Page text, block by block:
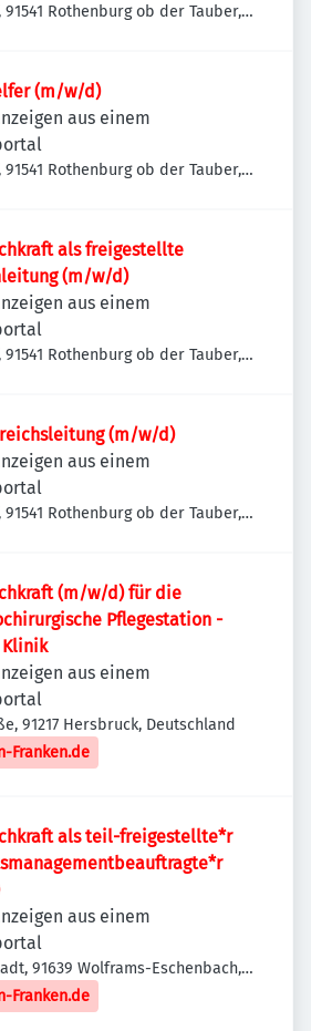
Rothenburg ob der Tauber,
Pflegehelfer (m/w/d)
aus einem
Rothenburg ob der Tauber,
als freigestellte
(m/w/d)
aus einem
Rothenburg ob der Tauber,
(m/w/d)
aus einem
Rothenburg ob der Tauber,
(m/w/d) für die
Pflegestation -
Klinik
aus einem
91217 Hersbruck, Deutschland
Franken.de
als teil-freigestellte*r
aus einem
91639 Wolframs-Eschenbach,
Franken.de